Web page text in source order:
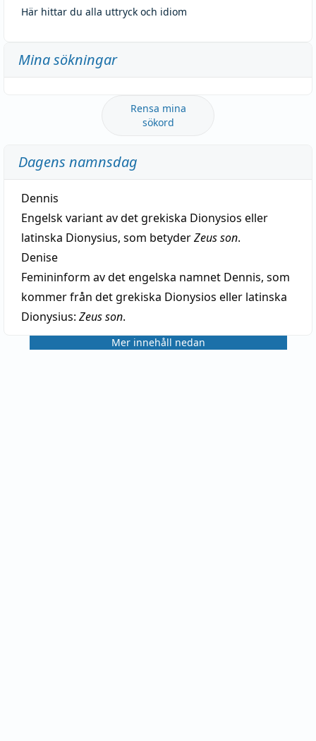
Här hittar du alla uttryck och idiom
Mina sökningar
Rensa mina
sökord
Dagens namnsdag
Dennis
Engelsk variant av det grekiska Dionysios eller
latinska Dionysius, som betyderZeus son.
Denise
Femininform av det engelska namnet Dennis, som
kommer från det grekiska Dionysios eller latinska
Dionysius: Zeus son.
Mer innehåll nedan